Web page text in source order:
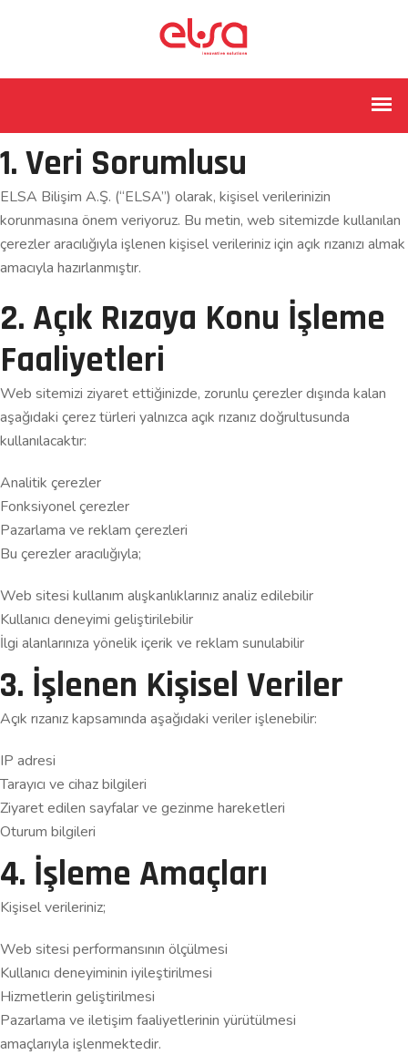
1. Veri Sorumlusu
ELSA Bilişim A.Ş. (“ELSA”) olarak, kişisel verilerinizin
korunmasına önem veriyoruz. Bu metin, web sitemizde kullanılan
çerezler aracılığıyla işlenen kişisel verileriniz için açık rızanızı almak
amacıyla hazırlanmıştır.
2. Açık Rızaya Konu İşleme
Faaliyetleri
Web sitemizi ziyaret ettiğinizde, zorunlu çerezler dışında kalan
aşağıdaki çerez türleri yalnızca açık rızanız doğrultusunda
kullanılacaktır:
Analitik çerezler
Fonksiyonel çerezler
Pazarlama ve reklam çerezleri
Bu çerezler aracılığıyla;
Web sitesi kullanım alışkanlıklarınız analiz edilebilir
Kullanıcı deneyimi geliştirilebilir
İlgi alanlarınıza yönelik içerik ve reklam sunulabilir
3. İşlenen Kişisel Veriler
Açık rızanız kapsamında aşağıdaki veriler işlenebilir:
IP adresi
Tarayıcı ve cihaz bilgileri
Ziyaret edilen sayfalar ve gezinme hareketleri
Oturum bilgileri
4. İşleme Amaçları
Kişisel verileriniz;
Web sitesi performansının ölçülmesi
Kullanıcı deneyiminin iyileştirilmesi
Hizmetlerin geliştirilmesi
Pazarlama ve iletişim faaliyetlerinin yürütülmesi
amaçlarıyla işlenmektedir.